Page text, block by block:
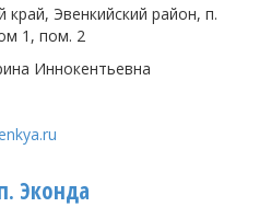
край, Эвенкийский район, п.
1, пом. 2
Иннокентьевна
Эконда